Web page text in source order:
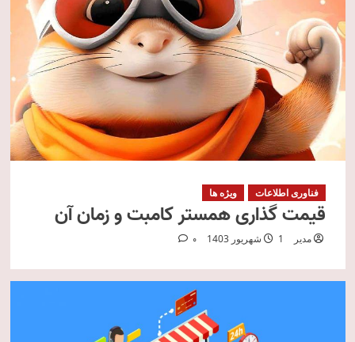
فناوری اطلاعات ویژه ها
قیمت گذاری همستر کامبت و زمان آن
مدیر 1 شهریور 1403 0